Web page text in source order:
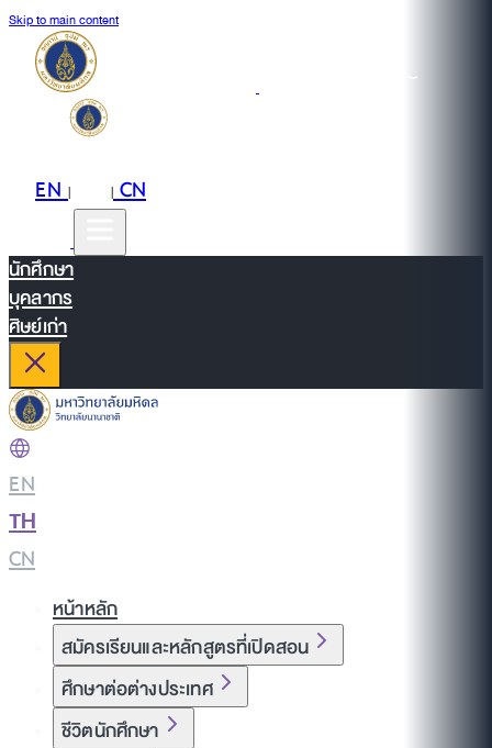
Skip to main content
EN| |CN
นักศึกษา
บุคลากร
ศิษย์เก่า
EN
TH
CN
หน้าหลัก
สมัครเรียนและหลักสูตรที่เปิดสอน
ศึกษาต่อต่างประเทศ
ชีวิตนักศึกษา